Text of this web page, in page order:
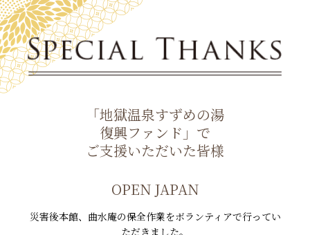
「地獄温泉すずめの湯
復興ファンド」で
ご支援いただいた皆様
OPEN JAPAN
災害後本館、曲水庵の保全作業をボランティアで行ってい
ただきました。